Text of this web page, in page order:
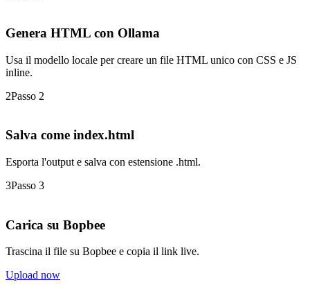
Genera HTML con Ollama
Usa il modello locale per creare un file HTML unico con CSS e JS
inline.
2Passo 2
Salva come index.html
Esporta l'output e salva con estensione .html.
3Passo 3
Carica su Bopbee
Trascina il file su Bopbee e copia il link live.
Upload now